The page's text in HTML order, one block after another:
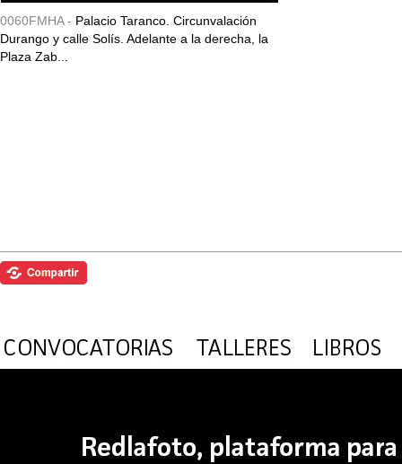
0060FMHA - Palacio Taranco. Circunvalación
Durango y calle Solís. Adelante a la derecha, la
Plaza Zab...